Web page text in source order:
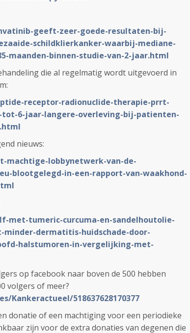
geeft-zeer-goede-resultaten-bij-
schildklierkanker-waarbij-mediane-
maanden-binnen-studie-van-2-jaar.html
die al regelmatig wordt uitgevoerd in
receptor-radionuclide-therapie-prrt-
6-jaar-langere-overleving-bij-patienten-
nieuws:
machtige-lobbynetwerk-van-de-
blootgelegd-in-een-rapport-van-waakhond-
met-tumeric-curcuma-en-sandelhoutolie-
dermatitis-huidschade-door-
halstumoren-in-vergelijking-met-
op facebook naar boven de 500 hebben
volgers of meer?
Kankeractueel/518637628170377
donatie of een machtiging voor een periodieke
zijn voor de extra donaties van degenen die